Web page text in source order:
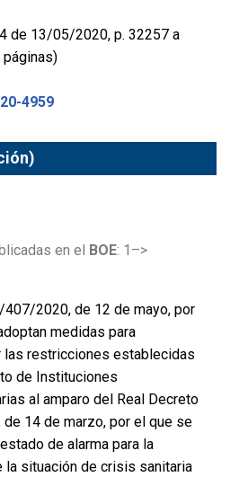
de 13/05/2020, p. 32257 a
4959
en el BOE: 1–>
407/2020, de 12 de mayo, por
medidas para
restricciones establecidas
de Instituciones
al amparo del Real Decreto
14 de marzo, por el que se
de alarma para la
la situación de crisis sanitaria